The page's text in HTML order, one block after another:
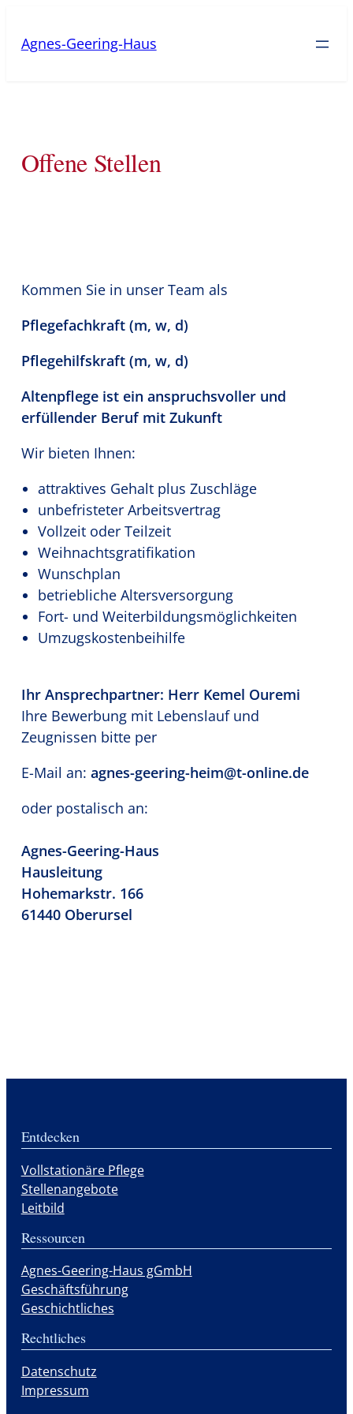
Inhalt
springen
Agnes-Geering-Haus
Offene Stellen
Kommen Sie in unser Team als
Pflegefachkraft (m, w, d)
Pflegehilfskraft (m, w, d)
Altenpflege ist ein anspruchsvoller und
erfüllender Beruf mit Zukunft
Wir bieten Ihnen:
attraktives Gehalt plus Zuschläge
unbefristeter Arbeitsvertrag
Vollzeit oder Teilzeit
Weihnachtsgratifikation
Wunschplan
betriebliche Altersversorgung
Fort- und Weiterbildungsmöglichkeiten
Umzugskostenbeihilfe
Ihr Ansprechpartner: Herr Kemel Ouremi
Ihre Bewerbung mit Lebenslauf und
Zeugnissen bitte per
E-Mail an: agnes-geering-heim@t-online.de
oder postalisch an:
Agnes-Geering-Haus
Hausleitung
Hohemarkstr. 166
61440 Oberursel
Entdecken
Vollstationäre Pflege
Stellenangebote
Leitbild
Ressourcen
Agnes-Geering-Haus gGmbH
Geschäftsführung
Geschichtliches
Rechtliches
Datenschutz
Impressum